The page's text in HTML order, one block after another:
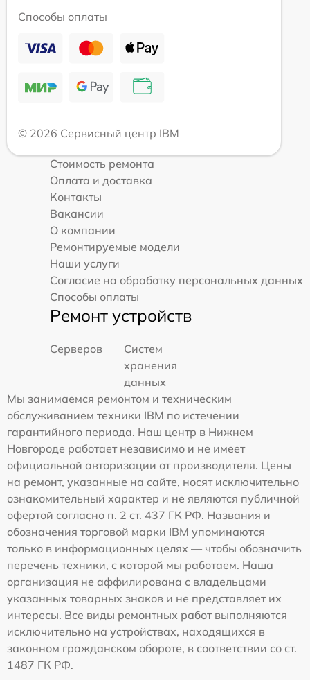
Способы оплаты
© 2026 Сервисный центр IBM
Стоимость ремонта
Оплата и доставка
Контакты
Вакансии
О компании
Ремонтируемые модели
Наши услуги
Согласие на обработку персональных данных
Способы оплаты
Ремонт устройств
Серверов
Систем
хранения
данных
Мы занимаемся ремонтом и техническим
обслуживанием техники IBM по истечении
гарантийного периода. Наш центр в Нижнем
Новгороде работает независимо и не имеет
официальной авторизации от производителя. Цены
на ремонт, указанные на сайте, носят исключительно
ознакомительный характер и не являются публичной
офертой согласно п. 2 ст. 437 ГК РФ. Названия и
обозначения торговой марки IBM упоминаются
только в информационных целях — чтобы обозначить
перечень техники, с которой мы работаем. Наша
организация не аффилирована с владельцами
указанных товарных знаков и не представляет их
интересы. Все виды ремонтных работ выполняются
исключительно на устройствах, находящихся в
законном гражданском обороте, в соответствии со ст.
1487 ГК РФ.